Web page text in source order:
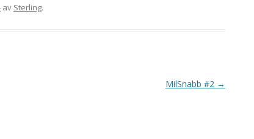
av Sterling.
MilSnabb #2 →